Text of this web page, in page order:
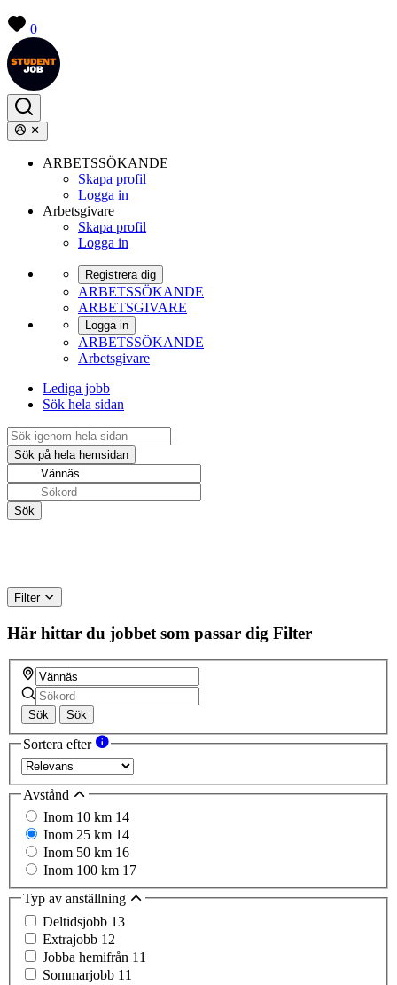
0
ARBETSSÖKANDE
Skapa profil
Logga in
Arbetsgivare
Skapa profil
Logga in
Registrera dig
ARBETSSÖKANDE
ARBETSGIVARE
Logga in
ARBETSSÖKANDE
Arbetsgivare
Lediga jobb
Sök hela sidan
Filter
Här hittar du jobbet som passar dig Filter
Sök Sök
Sortera efter
Avstånd
Inom 10 km 14
Inom 25 km 14
Inom 50 km 16
Inom 100 km 17
Typ av anställning
Deltidsjobb 13
Extrajobb 12
Jobba hemifrån 11
Sommarjobb 11